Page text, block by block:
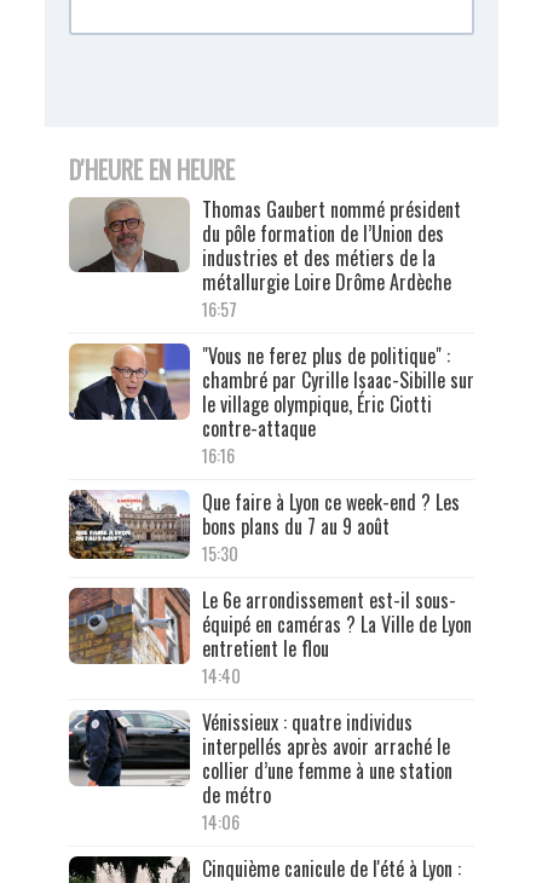
D'HEURE EN HEURE
Thomas Gaubert nommé président
du pôle formation de l’Union des
industries et des métiers de la
métallurgie Loire Drôme Ardèche
16:57
"Vous ne ferez plus de politique" :
chambré par Cyrille Isaac-Sibille sur
le village olympique, Éric Ciotti
contre-attaque
16:16
Que faire à Lyon ce week-end ? Les
bons plans du 7 au 9 août
15:30
Le 6e arrondissement est-il sous-
équipé en caméras ? La Ville de Lyon
entretient le flou
14:40
Vénissieux : quatre individus
interpellés après avoir arraché le
collier d’une femme à une station
de métro
14:06
Cinquième canicule de l'été à Lyon :